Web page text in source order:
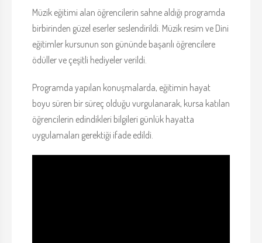
Müzik eğitimi alan öğrencilerin sahne aldığı programda
birbirinden güzel eserler seslendirildi. Müzik resim ve Dini
eğitimler kursunun son gününde başarılı öğrencilere
ödüller ve çeşitli hediyeler verildi.
Programda yapılan konuşmalarda, eğitimin hayat
boyu süren bir süreç olduğu vurgulanarak, kursa katılan
öğrencilerin edindikleri bilgileri günlük hayatta
uygulamaları gerektiği ifade edildi.